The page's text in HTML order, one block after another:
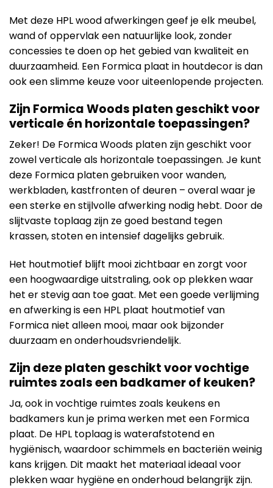
Met deze HPL wood afwerkingen geef je elk meubel,
wand of oppervlak een natuurlijke look, zonder
concessies te doen op het gebied van kwaliteit en
duurzaamheid. Een Formica plaat in houtdecor is dan
ook een slimme keuze voor uiteenlopende projecten.
Zijn Formica Woods platen geschikt voor
verticale én horizontale toepassingen?
Zeker! De Formica Woods platen zijn geschikt voor
zowel verticale als horizontale toepassingen. Je kunt
deze Formica platen gebruiken voor wanden,
werkbladen, kastfronten of deuren – overal waar je
een sterke en stijlvolle afwerking nodig hebt. Door de
slijtvaste toplaag zijn ze goed bestand tegen
krassen, stoten en intensief dagelijks gebruik.
Het houtmotief blijft mooi zichtbaar en zorgt voor
een hoogwaardige uitstraling, ook op plekken waar
het er stevig aan toe gaat. Met een goede verlijming
en afwerking is een HPL plaat houtmotief van
Formica niet alleen mooi, maar ook bijzonder
duurzaam en onderhoudsvriendelijk.
Zijn deze platen geschikt voor vochtige
ruimtes zoals een badkamer of keuken?
Ja, ook in vochtige ruimtes zoals keukens en
badkamers kun je prima werken met een Formica
plaat. De HPL toplaag is waterafstotend en
hygiënisch, waardoor schimmels en bacteriën weinig
kans krijgen. Dit maakt het materiaal ideaal voor
plekken waar hygiëne en onderhoud belangrijk zijn.